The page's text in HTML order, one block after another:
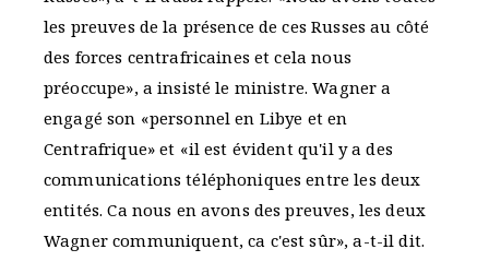
les preuves de la présence de ces Russes au côté
des forces centrafricaines et cela nous
préoccupe», a insisté le ministre. Wagner a
engagé son «personnel en Libye et en
Centrafrique» et «il est évident qu'il y a des
communications téléphoniques entre les deux
entités. Ca nous en avons des preuves, les deux
Wagner communiquent, ca c'est sûr», a-t-il dit.